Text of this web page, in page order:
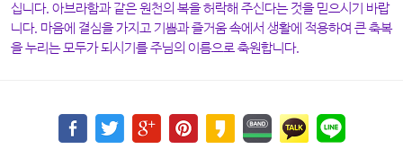
십니다. 아브라함과 같은 원천의 복을 허락해 주신다는 것을 믿으시기 바랍
니다. 마음에 결심을 가지고 기쁨과 즐거움 속에서 생활에 적용하여 큰 축복
을 누리는 모두가 되시기를 주님의 이름으로 축원합니다.